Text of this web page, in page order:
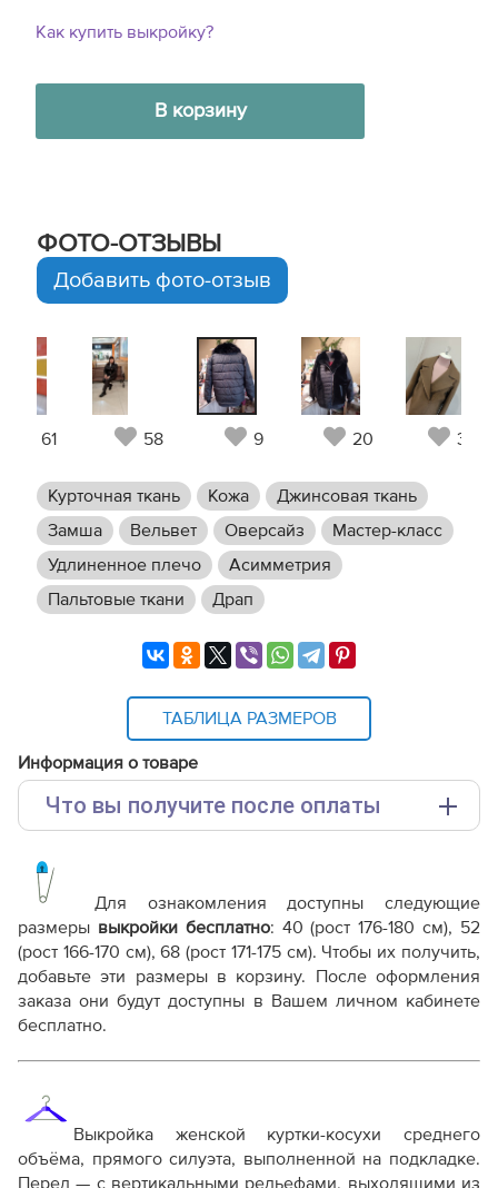
Как купить выкройку?
В корзину
ФОТО-ОТЗЫВЫ
Добавить фото-отзыв
61 58 9 20 33
Курточная ткань Кожа
Джинсовая ткань
Замша
Вельвет Оверсайз
Мастер-класс
Удлиненное плечо
Асимметрия
Пальтовые ткани
Драп
ТАБЛИЦА РАЗМЕРОВ
Информация о товаре
Что вы получите после оплаты
Выкройка PDF для печати на принтере A4 или
плоттере A0 с шириной печати 810мм в зависимости
от выбора формата
Инструкция-куртка-косуха-Амели232.pdf
Дополнительные файлы:
Терминология ВТО
Как распечатывать выкройки
Как скорректировать готовую выкройку по росту
Для ознакомления доступны следующие
размеры выкройки бесплатно: 40 (рост 176-180 см), 52
(рост 166-170 см), 68 (рост 171-175 см). Чтобы их получить,
добавьте эти размеры в корзину. После оформления
заказа они будут доступны в Вашем личном кабинете
бесплатно.
Выкройка женской куртки-косухи среднего
объёма, прямого силуэта, выполненной на подкладке.
Перед — с вертикальными рельефами, выходящими из